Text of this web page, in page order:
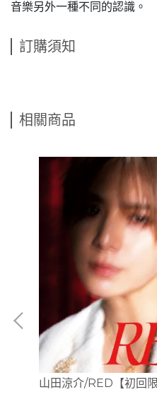
音樂另外一種不同的認識。
訂購須知
相關商品
】
山田涼介/RED【初回